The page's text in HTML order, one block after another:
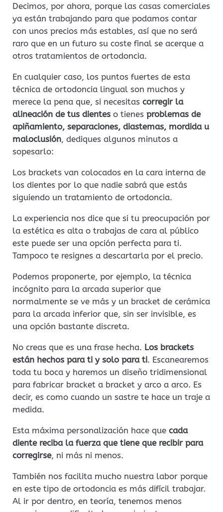
Decimos, por ahora, porque las casas comerciales
ya están trabajando para que podamos contar
con unos precios más estables, así que no será
raro que en un futuro su coste final se acerque a
otros tratamientos de ortodoncia.
En cualquier caso, los puntos fuertes de esta
técnica de ortodoncia lingual son muchos y
merece la pena que, si necesitas corregir la
alineación de tus dientes o tienes problemas de
apiñamiento, separaciones, diastemas, mordida u
maloclusión, dediques algunos minutos a
sopesarlo:
Los brackets van colocados en la cara interna de
los dientes por lo que nadie sabrá que estás
siguiendo un tratamiento de ortodoncia.
La experiencia nos dice que si tu preocupación por
la estética es alta o trabajas de cara al público
este puede ser una opción perfecta para ti.
Tampoco te resignes a descartarla por el precio.
Podemos proponerte, por ejemplo, la técnica
incógnito para la arcada superior que
normalmente se ve más y un bracket de cerámica
para la arcada inferior que, sin ser invisible, es
una opción bastante discreta.
No creas que es una frase hecha. Los brackets
están hechos para ti y solo para ti. Escanearemos
toda tu boca y haremos un diseño tridimensional
para fabricar bracket a bracket y arco a arco. Es
decir, es como cuando un sastre te hace un traje a
medida.
Esta máxima personalización hace que cada
diente reciba la fuerza que tiene que recibir para
corregirse, ni más ni menos.
También nos facilita mucho nuestra labor porque
en este tipo de ortodoncia es más difícil trabajar.
Al ir por dentro, en teoría, tenemos menos